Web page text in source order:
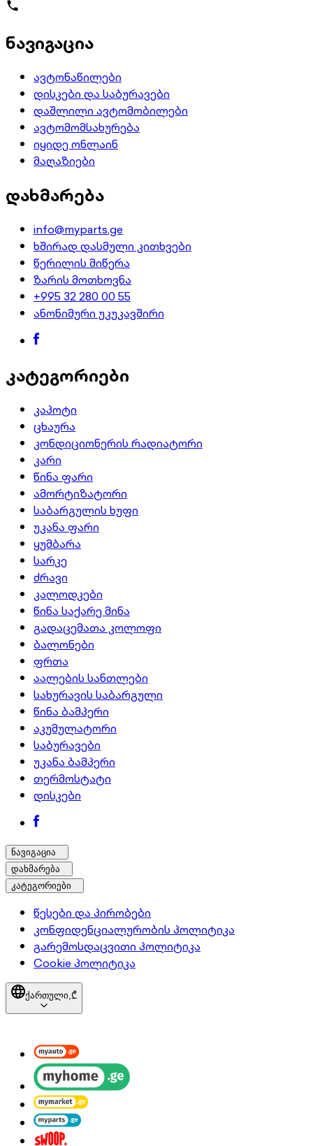
ნავიგაცია
ავტონაწილები
დისკები და საბურავები
დაშლილი ავტომობილები
ავტომომსახურება
იყიდე ონლაინ
მაღაზიები
დახმარება
info@myparts.ge
ხშირად დასმული კითხვები
წერილის მიწერა
ზარის მოთხოვნა
+995 32 280 00 55
ანონიმური უკუკავშირი
კატეგორიები
კაპოტი
ცხაურა
კონდიციონერის რადიატორი
კარი
წინა ფარი
ამორტიზატორი
საბარგულის ხუფი
უკანა ფარი
ყუმბარა
სარკე
ძრავი
კალოდკები
წინა საქარე მინა
გადაცემათა კოლოფი
ბალონები
ფრთა
აალების სანთლები
სახურავის საბარგული
წინა ბამპერი
აკუმულატორი
საბურავები
უკანა ბამპერი
თერმოსტატი
დისკები
ნავიგაცია
დახმარება
კატეგორიები
წესები და პირობები
კონფიდენციალურობის პოლიტიკა
გარემოსდაცვითი პოლიტიკა
Cookie პოლიტიკა
ქართული, ₾